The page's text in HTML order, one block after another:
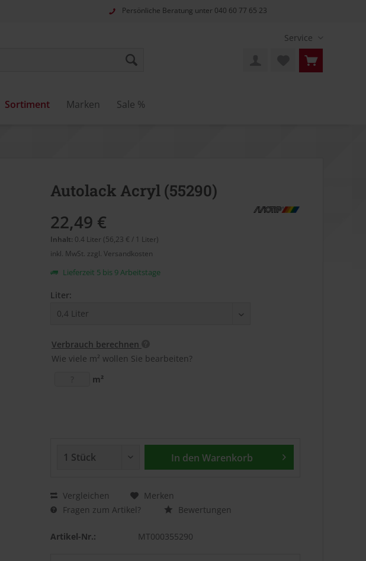
Persönliche Beratung unter 040 60 77 65 23
Service
Sortiment Marken Sale %
Autolack Acryl (55290)
22,49 €
Inhalt: 0.4 Liter (56,23 € / 1 Liter)
inkl. MwSt. zzgl. Versandkosten
Lieferzeit 5 bis 9 Arbeitstage
Liter:
Verbrauch berechnen
Wie viele m² wollen Sie bearbeiten?
m²
In den Warenkorb
Vergleichen
Merken
Fragen zum Artikel?
Bewertungen
Artikel-Nr.: MT000355290